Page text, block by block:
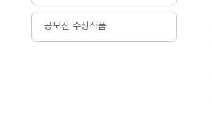
공모전 수상작품